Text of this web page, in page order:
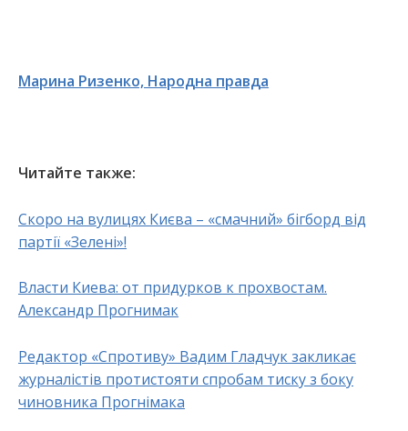
Марина Ризенко, Народна правда
Читайте также:
Скоро на вулицях Києва – «смачний» бігборд від
партії «Зелені»!
Власти Киева: от придурков к прохвостам.
Александр Прогнимак
Редактор «Спротиву» Вадим Гладчук закликає
журналістів протистояти спробам тиску з боку
чиновника Прогнімака